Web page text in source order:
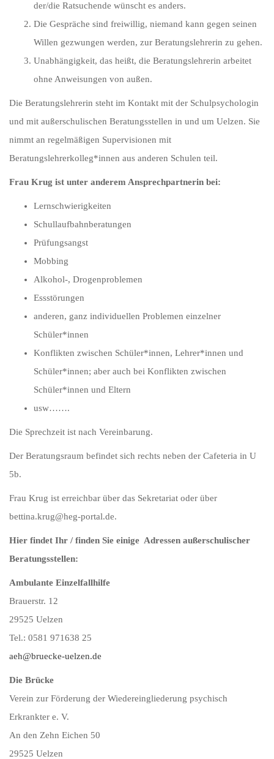
der/die Ratsuchende wünscht es anders.
Die Gespräche sind freiwillig, niemand kann gegen seinen
Willen gezwungen werden, zur Beratungslehrerin zu gehen.
Unabhängigkeit, das heißt, die Beratungslehrerin arbeitet
ohne Anweisungen von außen.
Die Beratungslehrerin steht im Kontakt mit der Schulpsychologin
und mit außerschulischen Beratungsstellen in und um Uelzen. Sie
nimmt an regelmäßigen Supervisionen mit
Beratungslehrerkolleg*innen aus anderen Schulen teil.
Frau Krug ist unter anderem Ansprechpartnerin bei:
Lernschwierigkeiten
Schullaufbahnberatungen
Prüfungsangst
Mobbing
Alkohol-, Drogenproblemen
Essstörungen
anderen, ganz individuellen Problemen einzelner
Schüler*innen
Konflikten zwischen Schüler*innen, Lehrer*innen und
Schüler*innen; aber auch bei Konflikten zwischen
Schüler*innen und Eltern
usw…….
Die Sprechzeit ist nach Vereinbarung.
Der Beratungsraum befindet sich rechts neben der Cafeteria in U
5b.
Frau Krug ist erreichbar über das Sekretariat oder über
bettina.krug@heg-portal.de.
Hier findet Ihr / finden Sie einige Adressen außerschulischer
Beratungsstellen:
Ambulante Einzelfallhilfe
Brauerstr. 12
29525 Uelzen
Tel.: 0581 971638 25
aeh@bruecke-uelzen.de
Die Brücke
Verein zur Förderung der Wiedereingliederung psychisch
Erkrankter e. V.
An den Zehn Eichen 50
29525 Uelzen